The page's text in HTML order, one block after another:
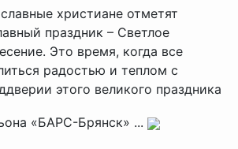
христиане отметят
праздник – Светлое
Это время, когда все
радостью и теплом с
этого великого праздника
«БАРС-Брянск» ...